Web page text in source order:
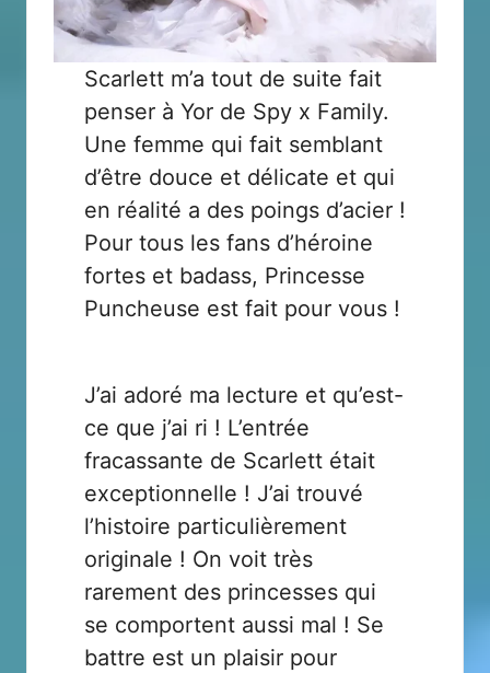
Scarlett m’a tout de suite fait
penser à Yor de Spy x Family.
Une femme qui fait semblant
d’être douce et délicate et qui
en réalité a des poings d’acier !
Pour tous les fans d’héroine
fortes et badass, Princesse
Puncheuse est fait pour vous !
J’ai adoré ma lecture et qu’est-
ce que j’ai ri ! L’entrée
fracassante de Scarlett était
exceptionnelle ! J’ai trouvé
l’histoire particulièrement
originale ! On voit très
rarement des princesses qui
se comportent aussi mal ! Se
battre est un plaisir pour